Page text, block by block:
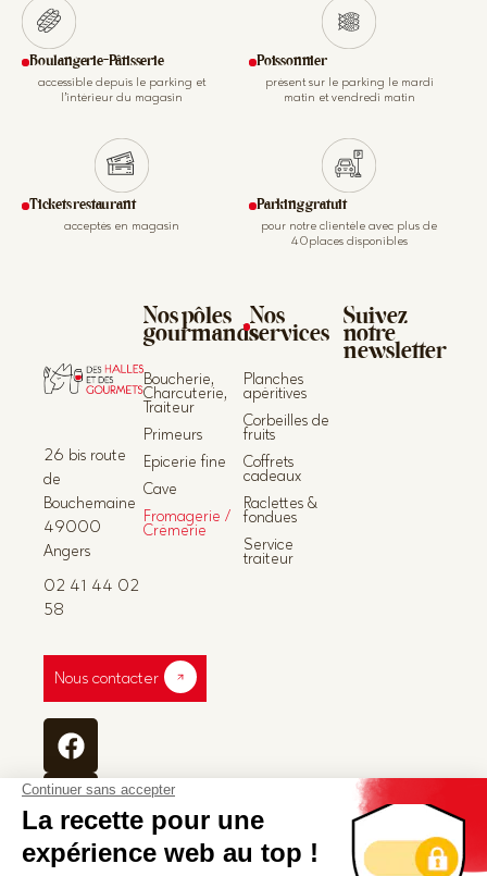
Boulangerie-Pâtisserie
accessible depuis le parking et
l’intérieur du magasin
Poissonnier
présent sur le parking le mardi
matin et vendredi matin
Tickets restaurant
acceptés en magasin
Parking gratuit
pour notre clientèle avec plus de
40places disponibles
26 bis route
de
Bouchemaine
49000
Angers
02 41 44 02
58
Nous contacter
Nos pôles
gourmands
Boucherie,
Charcuterie,
Traiteur
Primeurs
Epicerie fine
Cave
Fromagerie /
Crèmerie
Nos
services
Planches
apéritives
Corbeilles de
fruits
Coffrets
cadeaux
Raclettes &
fondues
Service
traiteur
Suivez
notre
newsletter